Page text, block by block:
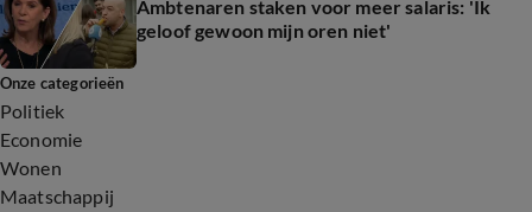
Ambtenaren staken voor meer salaris: 'Ik
geloof gewoon mijn oren niet'
Onze categorieën
Politiek
Economie
Wonen
Maatschappij